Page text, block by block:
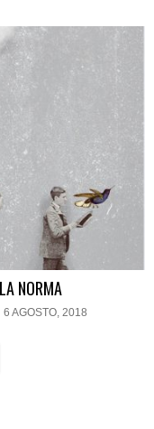
NORMA
6 AGOSTO, 2018